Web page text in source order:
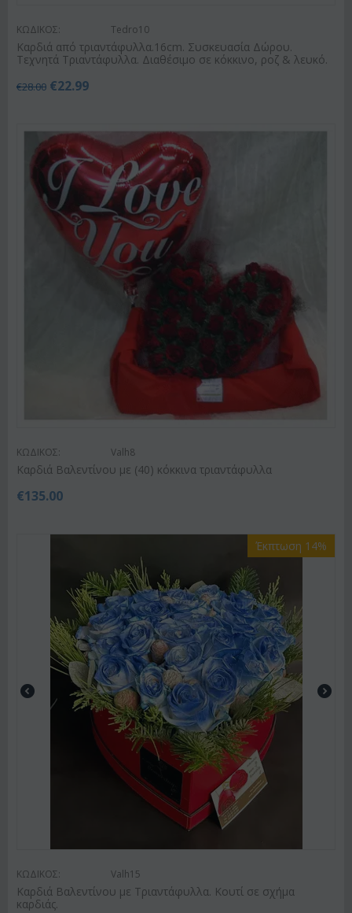
ΚΩΔΙΚΟΣ: Tedro10
Καρδιά από τριαντάφυλλα.16cm. Συσκευασία Δώρου.
Τεχνητά Τριαντάφυλλα. Διαθέσιμο σε κόκκινο, ροζ & λευκό.
€28.00 €22.99
ΚΩΔΙΚΟΣ: Valh8
Καρδιά Βαλεντίνου με (40) κόκκινα τριαντάφυλλα
€135.00
Έκπτωση 14%
ΚΩΔΙΚΟΣ: Valh15
Καρδιά Βαλεντίνου με Τριαντάφυλλα. Κουτί σε σχήμα
καρδιάς.